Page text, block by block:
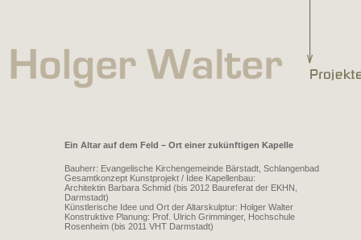
Ein Altar auf dem Feld – Ort einer zukünftigen Kapelle
Bauherr: Evangelische Kirchengemeinde Bärstadt, Schlangenbad
Gesamtkonzept Kunstprojekt / Idee Kapellenbau:
Architektin Barbara Schmid (bis 2012 Baureferat der EKHN,
Darmstadt)
Künstlerische Idee und Ort der Altarskulptur: Holger Walter
Konstruktive Planung: Prof. Ulrich Grimminger, Hochschule
Rosenheim (bis 2011 VHT Darmstadt)